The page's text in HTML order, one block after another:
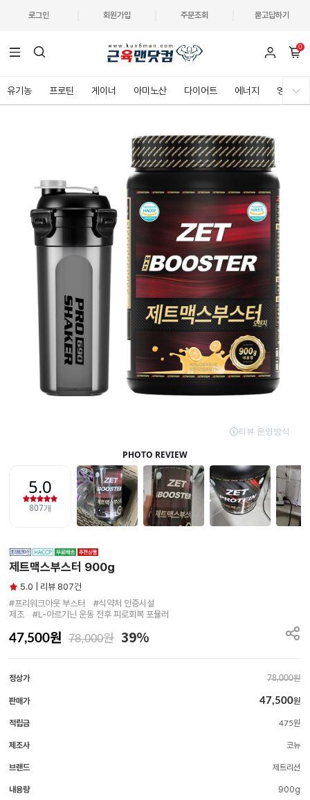
로그인 회원가입 주문조회 묻고답하기
0
유기농 프로틴 게이너 아미노산 다이어트 에너지 영양제
제트맥스부스터 900g
5.0 | 리뷰 807건
#프리워크아웃 부스터　#식약처 인증시설
제조　#L-아르기닌 운동 전후 피로회복 포뮬러
47,500원 78,000원 39%
정상가 78,000원
판매가 47,500원
적립금 475원
제조사 코뉴
브랜드 제트리션
내용량 900g